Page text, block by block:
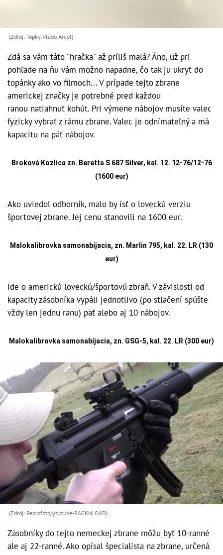
(Zdroj: Topky:Vlado Anjel)
Zdá sa vám táto "hračka" až príliš malá? Áno, už pri
pohľade na ňu vám možno napadne, čo tak ju ukryť do
topánky ako vo filmoch... V prípade tejto zbrane
americkej značky je potrebné pred každou
ranou natiahnuť kohút. Pri výmene nábojov musíte valec
fyzicky vybrať z rámu zbrane. Valec je odnímateľný a má
kapacitu na päť nábojov.
Broková Kozlica zn. Beretta S 687 Silver, kal. 12. 12-76/12-76
(1600 eur)
Ako uviedol odborník, malo by ísť o loveckú verziu
športovej zbrane. Jej cenu stanovili na 1600 eur.
Malokalibrovka samonabíjacia, zn. Marlin 795, kal. 22. LR (130
eur)
Ide o americkú loveckú/športovú zbraň. V závislosti od
kapacity zásobníka vypáli jednotlivo (po stlačení spúšte
vždy len jednu ranu) päť alebo aj 10 nábojov.
Malokalibrovka samonabíjacia, zn. GSG-5, kal. 22. LR (300 eur)
(Zdroj: Reprofoto/youtube-RACKNLOAD)
Zásobníky do tejto nemeckej zbrane môžu byť 10-ranné
ale aj 22-ranné. Ako opísal špecialista na zbrane, určená